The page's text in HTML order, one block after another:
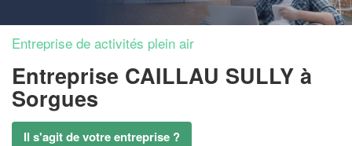
Entreprise de activités plein air
Entreprise CAILLAU SULLY à
Sorgues
Il s'agit de votre entreprise ?